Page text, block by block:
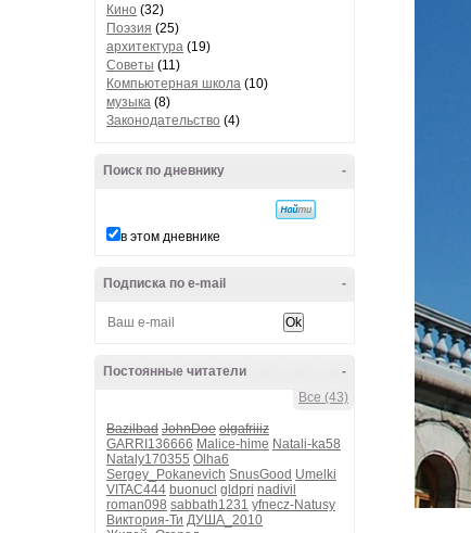
Кино (32)
Поэзия (25)
архитектура (19)
Советы (11)
Компьютерная школа (10)
музыка (8)
Законодательство (4)
-
Поиск по дневнику
в этом дневнике
-
Подписка по e-mail
-
Постоянные читатели
Все (43)
Bazilbad JohnDoe olgafriiiz
GARRI136666 Malice-hime Natali-ka58
Nataly170355 Olha6
Sergey_Pokanevich SnusGood Umelki
VITAC444 buonucl gldpri nadivil
roman098 sabbath1231 yfnecz-Natusy
Виктория-Ти ДУША_2010